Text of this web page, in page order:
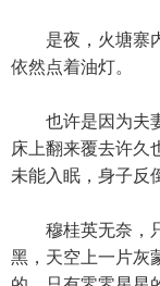
是夜，火塘寨内
依然点着油灯。
也许是因为夫妻
床上翻来覆去许久
未能入眠，身子反
穆桂英无奈，只
黑，天空上一片灰